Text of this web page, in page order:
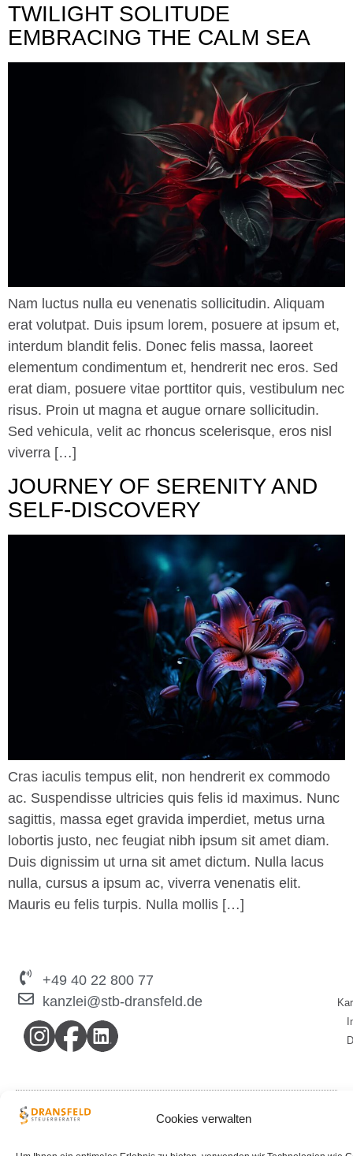
Cookies verwalten
TWILIGHT SOLITUDE
EMBRACING THE CALM SEA
Nam luctus nulla eu venenatis sollicitudin. Aliquam
erat volutpat. Duis ipsum lorem, posuere at ipsum et,
interdum blandit felis. Donec felis massa, laoreet
elementum condimentum et, hendrerit nec eros. Sed
erat diam, posuere vitae porttitor quis, vestibulum nec
risus. Proin ut magna et augue ornare sollicitudin.
Sed vehicula, velit ac rhoncus scelerisque, eros nisl
viverra […]
JOURNEY OF SERENITY AND
SELF-DISCOVERY
Cras iaculis tempus elit, non hendrerit ex commodo
ac. Suspendisse ultricies quis felis id maximus. Nunc
sagittis, massa eget gravida imperdiet, metus urna
lobortis justo, nec feugiat nibh ipsum sit amet diam.
Duis dignissim ut urna sit amet dictum. Nulla lacus
nulla, cursus a ipsum ac, viverra venenatis elit.
Mauris eu felis turpis. Nulla mollis […]
+49 40 22 800 77
kanzlei@stb-dransfeld.de